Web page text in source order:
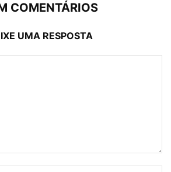
COMENTÁRIOS
UMA RESPOSTA